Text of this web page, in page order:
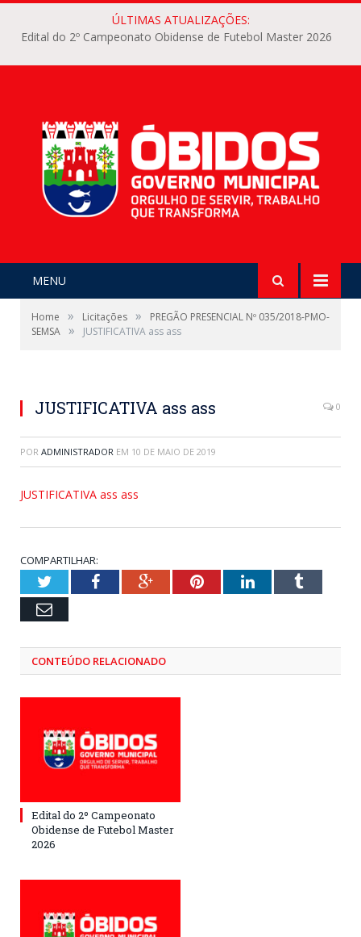
ÚLTIMAS ATUALIZAÇÕES:
Edital do 2º Campeonato Obidense de Futebol Master 2026
MENU
Home » Licitações »
PREGÃO PRESENCIAL Nº 035/2018-PMO-
SEMSA » JUSTIFICATIVA ass ass
JUSTIFICATIVA ass ass 0
POR ADMINISTRADOR EM 10 DE MAIO DE 2019
JUSTIFICATIVA ass ass
COMPARTILHAR:
TwitterFacebookGoogle+PinterestLinkedInTumblr
Email
CONTEÚDO RELACIONADO
Edital do 2º Campeonato
Obidense de Futebol Master
2026